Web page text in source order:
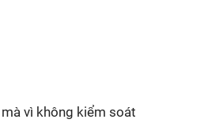
vì không kiểm soát